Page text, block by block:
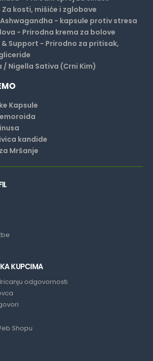
kosti, mišiće i zglobove
- kapsule protiv stresa
- Prirodna krema za bolove
& Support - Prirodno za pritisak,
/ Nigella Sativa (Crni Kim)
Kapsule
kandide
Mršanje
KUPCIMA
odgovornosti
Shopu